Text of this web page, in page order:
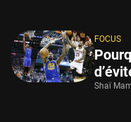
FOCUS
Shaï